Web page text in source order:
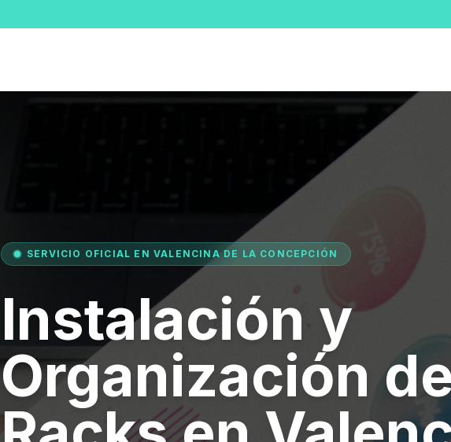
SERVICIO OFICIAL EN VALENCINA DE LA CONCEPCIÓN
Instalación y
Organización